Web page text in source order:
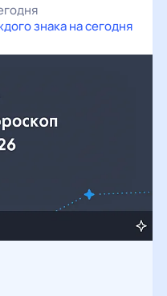
знака на сегодня